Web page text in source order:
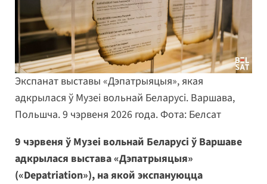
Экспанат выставы «Дэпатрыяцыя», якая
адкрылася ў Музеі вольнай Беларусі. Варшава,
Польшча. 9 чэрвеня 2026 года. Фота: Белсат
9 чэрвеня ў Музеі вольнай Беларусі ў Варшаве
адкрылася выстава «Дэпатрыяцыя»
(«Depatriation»), на якой экспануюцца